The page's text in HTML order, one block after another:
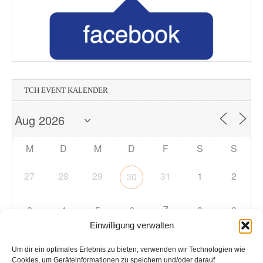
Einwilligung verwalten
Um dir ein optimales Erlebnis zu bieten, verwenden wir Technologien wie
Cookies, um Geräteinformationen zu speichern und/oder darauf
TCH EVENT KALENDER
M D M D F S S
27 28 29 30 31 1 2
3 4 5 6 7 8 9
10 11 12 13 14 15